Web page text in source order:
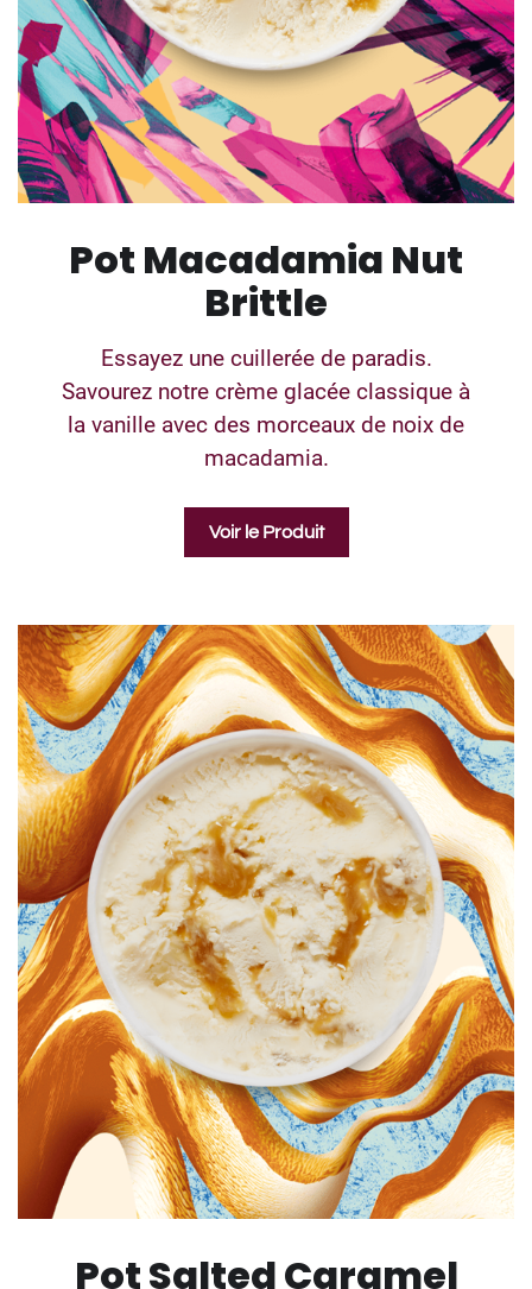
Pot Macadamia Nut
Brittle
Essayez une cuillerée de paradis.
Savourez notre crème glacée classique à
la vanille avec des morceaux de noix de
macadamia.
Voir le Produit
Pot Salted Caramel